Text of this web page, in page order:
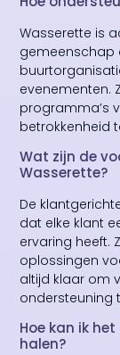
Wasserette is
gemeenschap
evenementen.
programma’s
betrokkenheid
Wat zijn de
Wasserette?
De
dat elke klant
ervaring heeft.
oplossingen
altijd klaar om
ondersteuning
Hoe kan ik
halen?